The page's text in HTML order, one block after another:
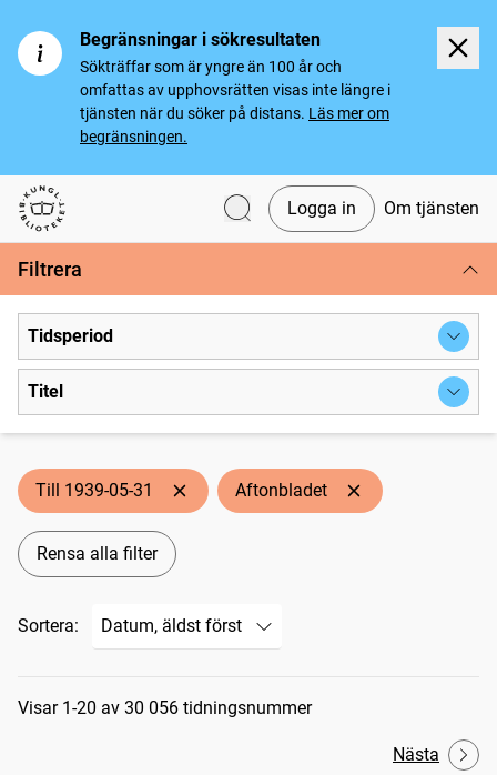
Begränsningar i sökresultaten
Sökträffar som är yngre än 100 år och
omfattas av upphovsrätten visas inte längre i
tjänsten när du söker på distans. Läs mer om
begränsningen.
Svenska tidningar
Logga in Om tjänsten
Filtrera
Tidsperiod
Titel
Till 1939-05-31 Aftonbladet
Rensa alla filter
Sortera:
Sökresultat
Visar 1-20 av 30 056 tidningsnummer
Nästa